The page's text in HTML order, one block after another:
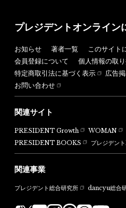
プレジデントオンライン
お知らせ 著者一覧
このサイト
会員登録について
個人情報の取
特定商取引法に基づく表示
広告
お問い合わせ
関連サイト
PRESIDENT Growth WOMAN
PRESIDENT BOOKS
プレジデン
関連事業
プレジデント総合研究所 dancyu総合